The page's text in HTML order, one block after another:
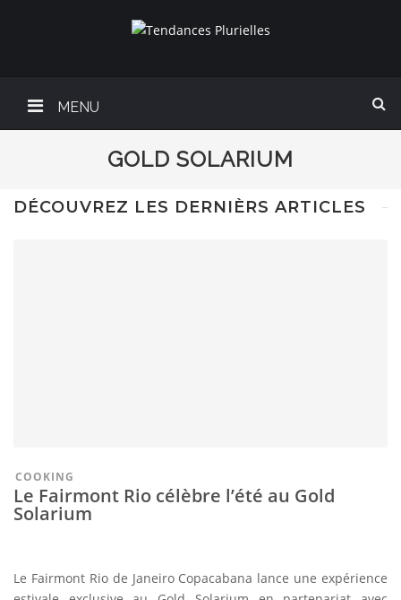
MENU
GOLD SOLARIUM
DÉCOUVREZ LES DERNIÈRS ARTICLES
COOKING
Le Fairmont Rio célèbre l’été au Gold
Solarium
Le Fairmont Rio de Janeiro Copacabana lance une expérience